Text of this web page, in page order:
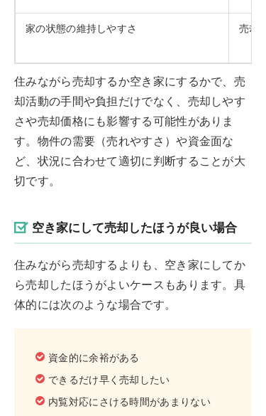
家の状態の維持しやすさ 売却
住みながら売却するか空き家にするかで、売
却活動の手間や負担だけでなく、売却しやす
さや売却価格にも影響する可能性がありま
す。物件の需要（売れやすさ）や資金面な
ど、状況に合わせて適切に判断することが大
切です。
空き家にして売却したほうが良い場合
住みながら売却するよりも、空き家にしてか
ら売却したほうがよいケースもあります。具
体的には次のような場合です。
資金的に余裕がある
できるだけ早く売却したい
内覧対応にさける時間があまりない